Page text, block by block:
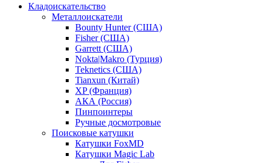
Кладоискательство
Металлоискатели
Bounty Hunter (США)
Fisher (США)
Garrett (США)
Nokta|Makro (Турция)
Teknetics (США)
Tianxun (Китай)
XP (Франция)
АКА (Россия)
Пинпоинтеры
Ручные досмотровые
Поисковые катушки
Катушки FoxMD
Катушки Magic Lab